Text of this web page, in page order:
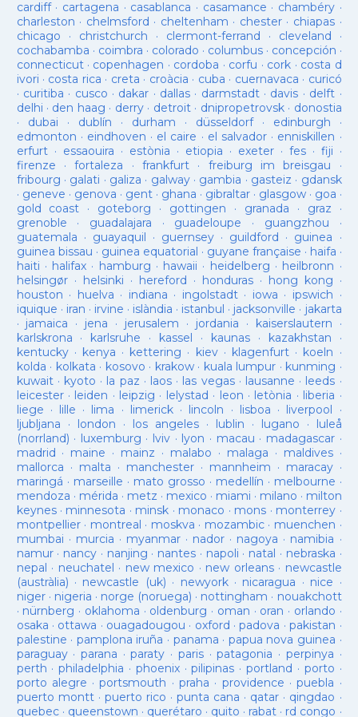
cardiff· cartagena · casablanca · casamance · chambéry·
charleston · chelmsford · cheltenham · chester· chiapas ·
chicago · christchurch · clermont-ferrand · cleveland ·
cochabamba · coimbra · colorado · columbus· concepción ·
connecticut· copenhagen · cordoba · corfu · cork · costa d
ivori · costa rica · creta · croàcia · cuba · cuernavaca · curicó
· curitiba · cusco · dakar · dallas · darmstadt· davis · delft ·
delhi · den haag · derry· detroit· dnipropetrovsk· donostia
· dubai · dublín · durham · düsseldorf· edinburgh ·
edmonton · eindhoven · el caire · el salvador · enniskillen ·
erfurt· essaouira · estònia · etiopia · exeter· fes· fiji ·
firenze ·fortaleza · frankfurt· freiburg im breisgau ·
fribourg · galati · galiza · galway· gambia · gasteiz · gdansk
· geneve · genova · gent· ghana · gibraltar· glasgow· goa ·
gold coast · goteborg · gottingen · granada · graz ·
grenoble · guadalajara · guadeloupe · guangzhou ·
guatemala · guayaquil · guernsey· guildford · guinea ·
guinea bissau · guinea equatorial · guyane française · haifa ·
haiti · halifax · hamburg · hawaii · heidelberg · heilbronn ·
helsingør· helsinki · hereford · honduras· hong kong ·
houston · huelva · indiana · ingolstadt· iowa · ipswich ·
iquique · iran · irvine · islàndia · istanbul · jacksonville · jakarta
· jamaica · jena · jerusalem · jordania · kaiserslautern ·
karlskrona · karlsruhe · kassel · kaunas· kazakhstan ·
kentucky· kenya · kettering · kiev· klagenfurt · koeln ·
kolda · kolkata · kosovo · krakow· kuala lumpur · kunming ·
kuwait· kyoto · la paz · laos· las vegas· lausanne · leeds ·
leicester· leiden · leipzig · lelystad · leon · letònia · liberia ·
liege · lille · lima · limerick· lincoln · lisboa · liverpool ·
ljubljana · london · los angeles· lublin · lugano · luleå
(norrland) · luxemburg · lviv · lyon · macau · madagascar·
madrid · maine · mainz · malabo · malaga · maldives·
mallorca · malta · manchester· mannheim · maracay·
maringá · marseille · mato grosso · medellín · melbourne ·
mendoza · mérida · metz · mexico · miami · milano · milton
keynes· minnesota · minsk · monaco · mons · monterrey ·
montpellier· montreal · moskva · mozambic· muenchen ·
mumbai · murcia · myanmar· nador · nagoya · namibia ·
namur· nancy · nanjing · nantes · napoli · natal · nebraska ·
nepal · neuchatel · new mexico · new orleans· newcastle
(austràlia) · newcastle (uk) · newyork· nicaragua · nice ·
niger· nigeria · norge (noruega) · nottingham · nouakchott
· nürnberg · oklahoma · oldenburg · oman · oran · orlando ·
osaka · ottawa · ouagadougou · oxford ·padova ·pakistan ·
palestine · pamplona iruña · panama · papua nova guinea ·
paraguay· parana ·paraty · paris·patagonia · perpinya ·
perth ·philadelphia · phoenix·pilipinas ·portland · porto ·
porto alegre ·portsmouth ·praha · providence ·puebla ·
puerto montt· puerto rico ·punta cana · qatar · qingdao ·
quebec· queenstown · querétaro · quito · rabat · rd congo ·